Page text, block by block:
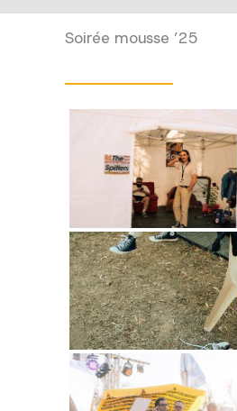
Soirée mousse ’25